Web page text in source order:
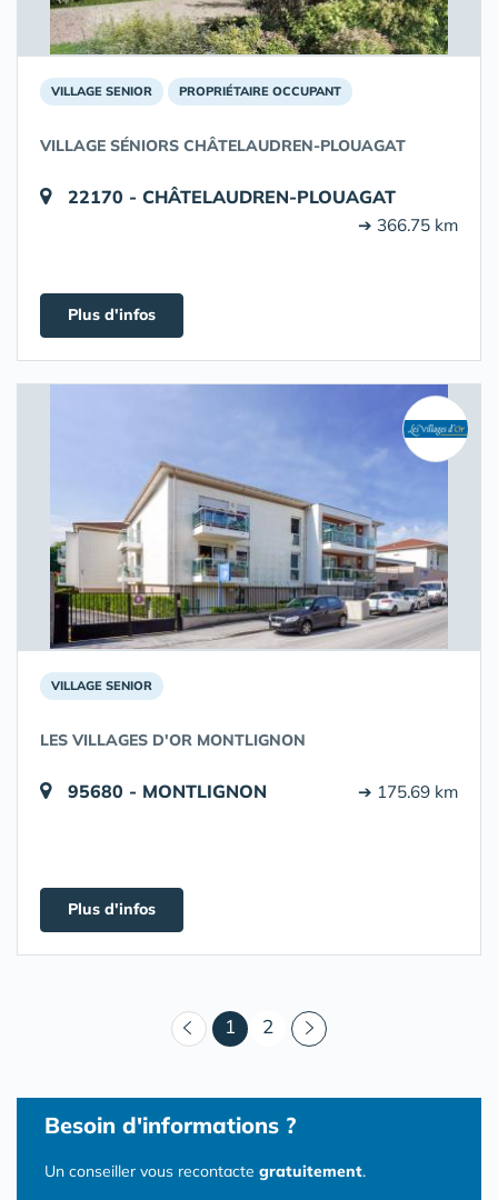
VILLAGE SENIOR PROPRIÉTAIRE OCCUPANT
VILLAGE SÉNIORS CHÂTELAUDREN-PLOUAGAT
22170 - CHÂTELAUDREN-PLOUAGAT
➔ 366.75 km
Plus d'infos
VILLAGE SENIOR
LES VILLAGES D'OR MONTLIGNON
95680 - MONTLIGNON ➔ 175.69 km
Plus d'infos
1 (courant)
2
Besoin d'informations ?
Un conseiller vous recontacte gratuitement.